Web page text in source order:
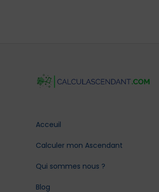
Acceuil
Calculer mon Ascendant
Qui sommes nous ?
Blog